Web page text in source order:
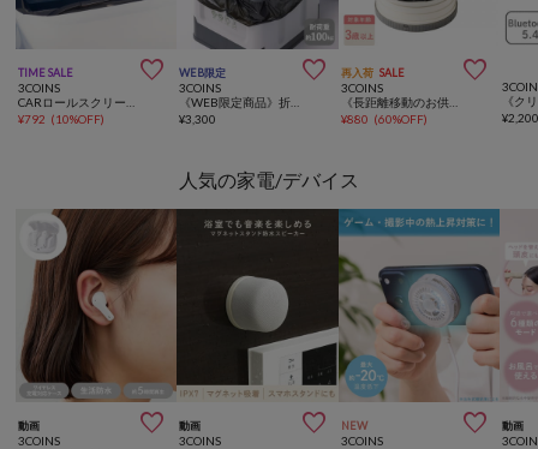
TIME SALE 
3COINS
¥792 (10%OFF)
WEB限定 
3COINS
¥3,300
再入荷 SALE 
3COINS
《長距離移動のお供に》ポータブルトイレ／KIDS
¥880 (60%OFF) ¥
人気の家電/デバイス
動画 
3COINS
動画 
3COINS
NEW 
3COINS
動画